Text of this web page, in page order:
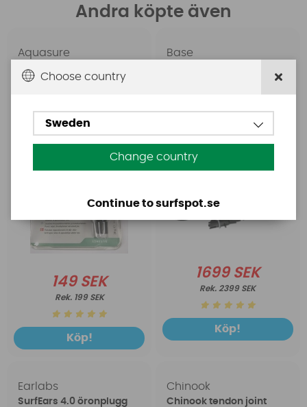
Andra köpte även
Aquasure
Aquasure FD
149 SEK
199 SEK
Köp!
Base
1699 SEK
2399 SEK
Köp!
Earlabs
SurfEars 4.0 öronplugg
Chinook
Chinook tendon joint
Choose country
Sweden
Change country
Continue to surfspot.se